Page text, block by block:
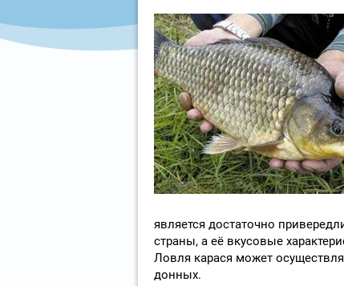
является достаточно
страны, а её вкусовые
Ловля карася может
донных.